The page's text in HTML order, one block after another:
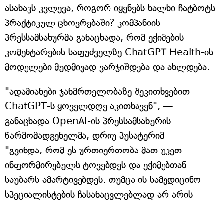
ასახავს კვლევა, როგორ იყენებს ხალხი ჩატბოტს
პრაქტიკულ ცხოვრებაში? კომპანიის
პრესსამსახურმა განაცხადა, რომ ექიმების
კომენტარების საფუძველზე ChatGPT Health-ის
მოდელები მუდმივად ვარჯიშდება და ახლდება.
"ადამიანები ჯანმრთელობაზე შეკითხვებით
ChatGPT-ს ყოველდღე აკითხავენ", —
განაცხადა OpenAI-ის პრესსამსახურის
წარმომადგენელმა, დრიუ პუსატერიმ —
"გვინდა, რომ ეს ურთიერთობა მათ უკეთ
ინფორმირებულს ტოვებდეს და ექიმებთან
საუბარს ამარტივებდეს. თუმცა ის სამედიცინო
სპეციალისტების ჩასანაცვლებლად არ არის